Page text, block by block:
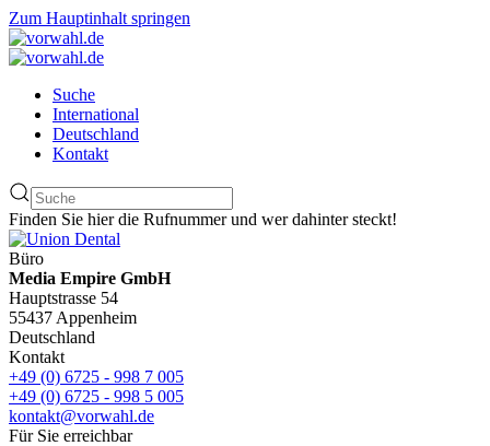
Zum Hauptinhalt springen
Suche
International
Deutschland
Kontakt
Finden Sie hier die Rufnummer und wer dahinter steckt!
Büro
Media Empire GmbH
Hauptstrasse 54
55437 Appenheim
Deutschland
Kontakt
+49 (0) 6725 - 998 7 005
+49 (0) 6725 - 998 5 005
kontakt@vorwahl.de
Für Sie erreichbar